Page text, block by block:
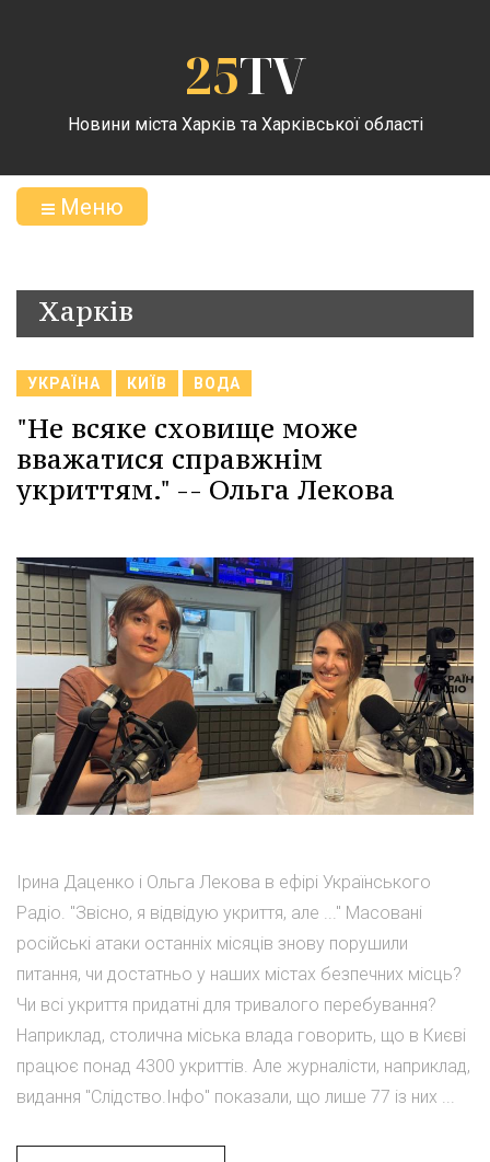
25TV
Новини міста Харків та Харківської області
Меню
Харків
УКРАЇНА КИЇВ ВОДА
"Не всяке сховище може
вважатися справжнім
укриттям." -- Ольга Лекова
Ірина Даценко і Ольга Лекова в ефірі Українського
Радіо. "Звісно, я відвідую укриття, але ..." Масовані
російські атаки останніх місяців знову порушили
питання, чи достатньо у наших містах безпечних місць?
Чи всі укриття придатні для тривалого перебування?
Наприклад, столична міська влада говорить, що в Києві
працює понад 4300 укриттів. Але журналісти, наприклад,
видання "Слідство.Інфо" показали, що лише 77 із них ...